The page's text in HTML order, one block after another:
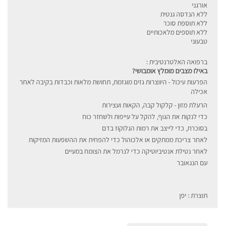
אורגני
ללא הנדסה גנטית
ללא תוספת סוכר
ללא תוספים מלאכותיים
טבעוני
ברפואה האלטרנטיבית :
באילו מצבים מומלץ אומבושי?
הפרעות עיכול - היווצרות גזים מוגזמת, תחושת מלאות וכבדות בקיבה לאחר
אכילה
הרעלת מזון - קלקול קבה, הקאות ועצירות
כדי לנקות את הגוף, להקל על עייפות ולשחזר כוח
בסוכרת, כדי לייצב את רמות הגלוקוז בדם
לאחר צריכת ממתקים או אלכוהול כדי להפחית את ההשפעות המזיקות
לאחר נטילת אנטיביוטיקה כדי לנרמל את הצומח במעיים
עם הנגאובר
תוצרת : יפן